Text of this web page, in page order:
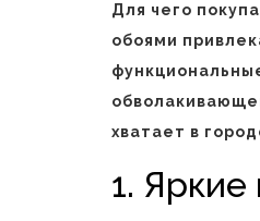
Для чего
обоями
хватает в
1. Яркие